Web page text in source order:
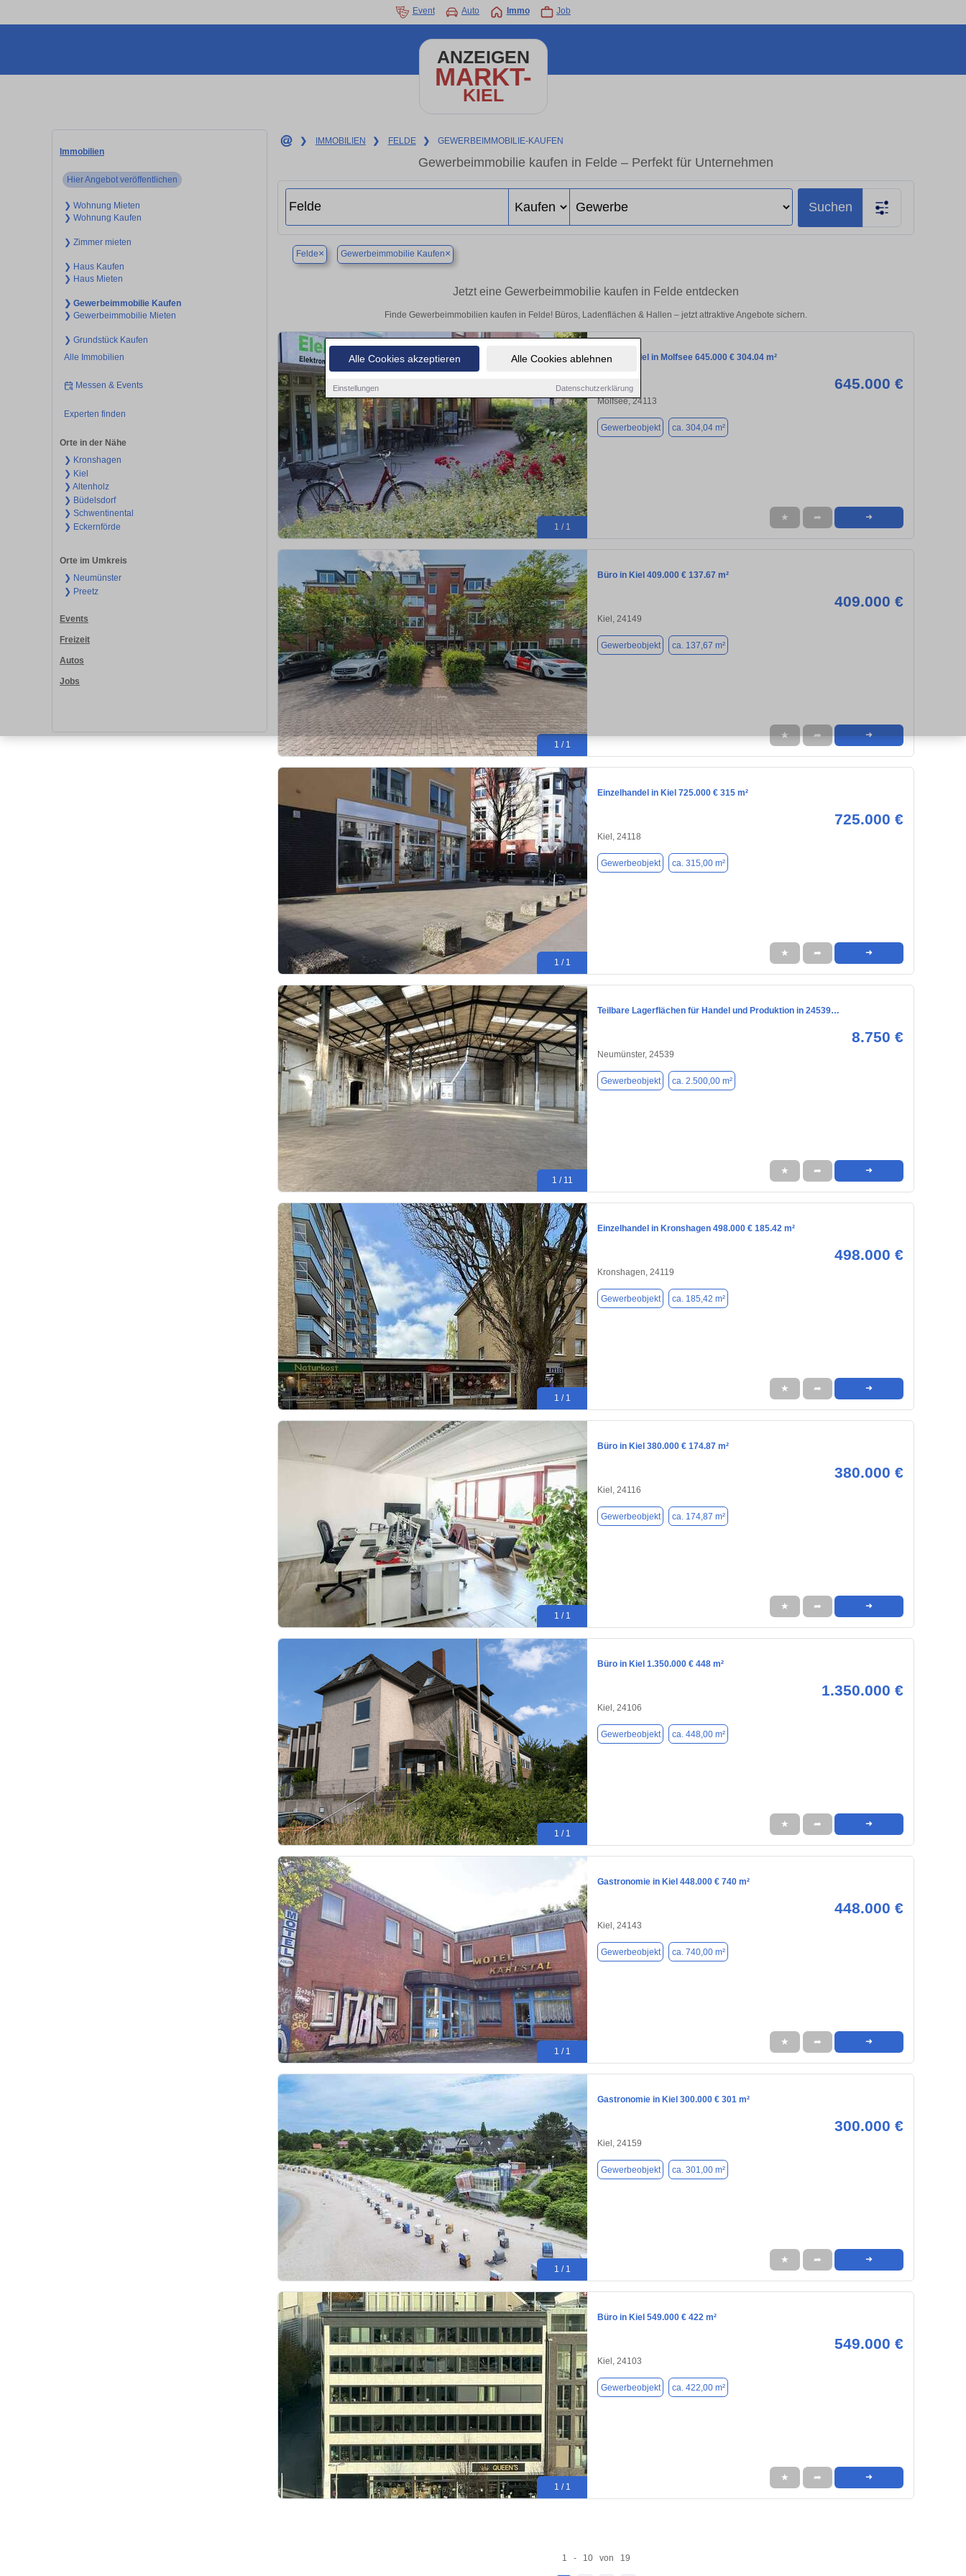
Alle Cookies akzeptieren Alle Cookies ablehnen
Einstellungen Datenschutzerklärung
Event Auto Immo Job
ANZEIGEN
MARKT-
KIEL
Immobilien
Hier Angebot veröffentlichen
❯ Wohnung Mieten
❯ Wohnung Kaufen
❯ Zimmer mieten
❯ Haus Kaufen
❯ Haus Mieten
❯ Gewerbeimmobilie Kaufen
❯ Gewerbeimmobilie Mieten
❯ Grundstück Kaufen
Alle Immobilien
Messen & Events
Experten finden
Orte in der Nähe
❯ Kronshagen
❯ Kiel
❯ Altenholz
❯ Büdelsdorf
❯ Schwentinental
❯ Eckernförde
Orte im Umkreis
❯ Neumünster
❯ Preetz
Events
Freizeit
Autos
Jobs
❯ IMMOBILIEN ❯ FELDE ❯ GEWERBEIMMOBILIE-KAUFEN
Gewerbeimmobilie kaufen in Felde – Perfekt für Unternehmen
Suchen
Felde× Gewerbeimmobilie Kaufen×
Jetzt eine Gewerbeimmobilie kaufen in Felde entdecken
Finde Gewerbeimmobilien kaufen in Felde! Büros, Ladenflächen & Hallen – jetzt attraktive Angebote sichern.
1 / 1
Einzelhandel in Molfsee 645.000 € 304.04 m²
645.000 €
Molfsee, 24113
Gewerbeobjekt ca. 304,04 m²
★ ➦ ➜
1 / 1
Büro in Kiel 409.000 € 137.67 m²
409.000 €
Kiel, 24149
Gewerbeobjekt ca. 137,67 m²
★ ➦ ➜
1 / 1
Einzelhandel in Kiel 725.000 € 315 m²
725.000 €
Kiel, 24118
Gewerbeobjekt ca. 315,00 m²
★ ➦ ➜
1 / 11
Teilbare Lagerflächen für Handel und Produktion in 24539…
8.750 €
Neumünster, 24539
Gewerbeobjekt ca. 2.500,00 m²
★ ➦ ➜
1 / 1
Einzelhandel in Kronshagen 498.000 € 185.42 m²
498.000 €
Kronshagen, 24119
Gewerbeobjekt ca. 185,42 m²
★ ➦ ➜
1 / 1
Büro in Kiel 380.000 € 174.87 m²
380.000 €
Kiel, 24116
Gewerbeobjekt ca. 174,87 m²
★ ➦ ➜
1 / 1
Büro in Kiel 1.350.000 € 448 m²
1.350.000 €
Kiel, 24106
Gewerbeobjekt ca. 448,00 m²
★ ➦ ➜
1 / 1
Gastronomie in Kiel 448.000 € 740 m²
448.000 €
Kiel, 24143
Gewerbeobjekt ca. 740,00 m²
★ ➦ ➜
1 / 1
Gastronomie in Kiel 300.000 € 301 m²
300.000 €
Kiel, 24159
Gewerbeobjekt ca. 301,00 m²
★ ➦ ➜
1 / 1
Büro in Kiel 549.000 € 422 m²
549.000 €
Kiel, 24103
Gewerbeobjekt ca. 422,00 m²
★ ➦ ➜
1 - 10 von 19